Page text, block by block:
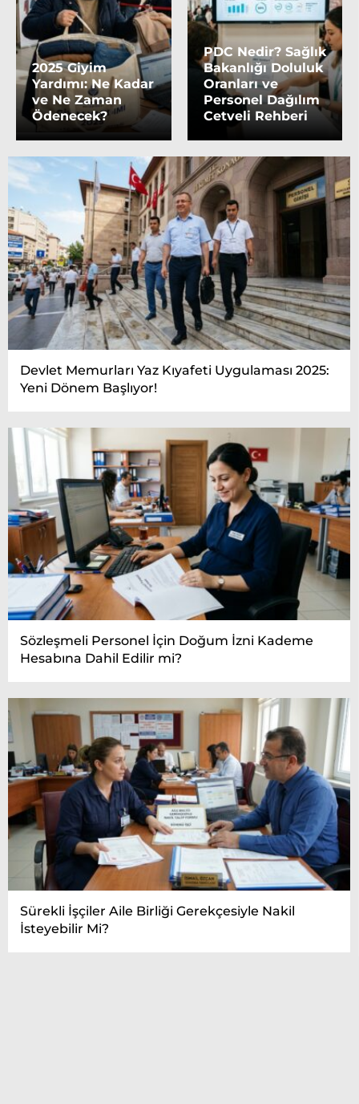
2025 Giyim
Yardımı: Ne Kadar
ve Ne Zaman
Ödenecek?
PDC Nedir? Sağlık
Bakanlığı Doluluk
Oranları ve
Personel Dağılım
Cetveli Rehberi
Devlet Memurları Yaz Kıyafeti Uygulaması 2025:
Yeni Dönem Başlıyor!
Sözleşmeli Personel İçin Doğum İzni Kademe
Hesabına Dahil Edilir mi?
Sürekli İşçiler Aile Birliği Gerekçesiyle Nakil
İsteyebilir Mi?